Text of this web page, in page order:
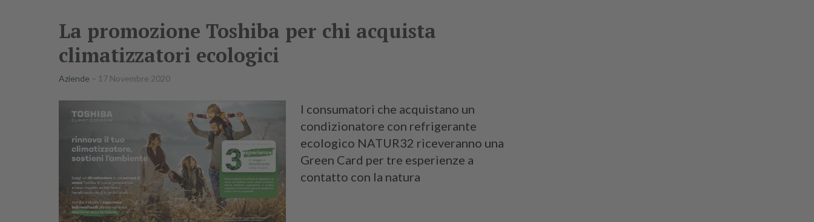
La promozione Toshiba per chi acquista
climatizzatori ecologici
Aziende 17 Novembre 2020
I consumatori che acquistano un
condizionatore con refrigerante
ecologico NATUR32 riceveranno una
Green Card per tre esperienze a
contatto con la natura